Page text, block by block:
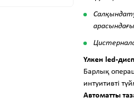
Үлкен led-
Барлық
интуитивті
Автоматты